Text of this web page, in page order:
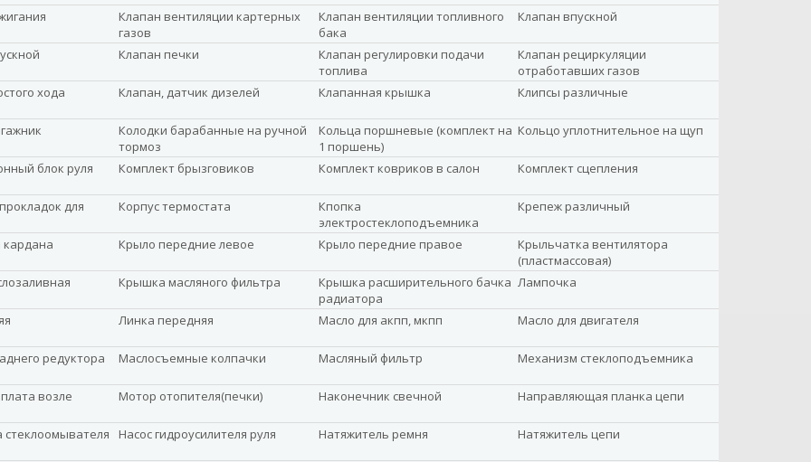
Клапан вентиляции картерных
газов
Клапан вентиляции топливного
бака
Клапан впускной
Клапан печки
Клапан регулировки подачи
топлива
Клапан рециркуляции
отработавших газов
хода
Клапан, датчик дизелей Клапанная крышка Клипсы различные
Колодки барабанные на ручной
тормоз
Кольца поршневые (комплект на
1 поршень)
Кольцо уплотнительное на щуп
блок руля Комплект брызговиков Комплект ковриков в салон Комплект сцепления
для
Корпус термостата
Кпопка
электростеклоподъемника
Крепеж различный
кардана Крыло передние левое Крыло передние правое
Крыльчатка вентилятора
(пластмассовая)
Крышка масляного фильтра
Крышка расширительного бачка
радиатора
Лампочка
Линка передняя Масло для акпп, мкпп Масло для двигателя
редуктора Маслосъемные колпачки Масляный фильтр Механизм стеклоподъемника
возле
Мотор отопителя(печки) Наконечник свечной Направляющая планка цепи
стеклоомывателя Насос гидроусилителя руля Натяжитель ремня Натяжитель цепи